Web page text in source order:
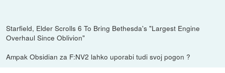
Starfield, Elder Scrolls 6 To Bring Bethesda's "Largest Engine
Overhaul Since Oblivion"
Ampak Obsidian za F:NV2 lahko uporabi tudi svoj pogon ?